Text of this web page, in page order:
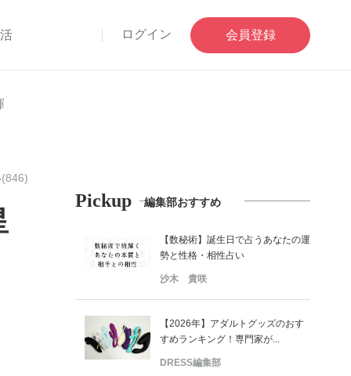
ログイン 会員登録
Pickup 編集部おすすめ
【数秘術】誕生日で占うあなたの運
勢と性格・相性占い
沙木 貴咲
【2026年】アダルトグッズのおす
すめランキング！専門家が...
DRESS編集部